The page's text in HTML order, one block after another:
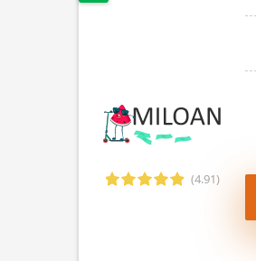
(4.91)